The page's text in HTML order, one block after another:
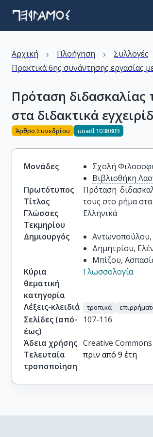
Αρχική › Πλοήγηση › Συλλογές
Πρακτικά 6ης συνάντησης εργασίας
Πρόταση
στα διδακτικά
Άρθρο Συνεδρίου uoadl:1038809
Μονάδες
Σχολή
Βιβλιοθήκη
Πρωτότυπος
Τίτλος
Πρόταση
τους στο ρήμα στα
Γλώσσες
Τεκμηρίου
Ελληνικά
Δημιουργός
Αντωνοπούλου,
Δημητρίου,
Μπίζου,
Κύρια
θεματική
κατηγορία
Γλωσσολογία
Λέξεις-κλειδιά τροπικά
Σελίδες (από-
έως)
107-116
Άδεια χρήσης Creative
Τελευταία
τροποποίηση
πριν από 9 έτη